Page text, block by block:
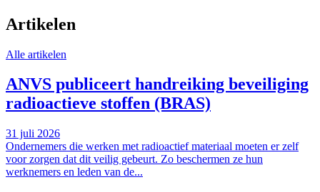
Artikelen
Alle artikelen
ANVS publiceert handreiking beveiliging
radioactieve stoffen (BRAS)
31 juli 2026
Ondernemers die werken met radioactief materiaal moeten er zelf
voor zorgen dat dit veilig gebeurt. Zo beschermen ze hun
werknemers en leden van de...